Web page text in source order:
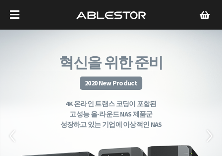
혁신을 위한 준비
2020 New Product
4K 온라인 트랜스 코딩이 포함된
고성능 올-라운드 NAS 제품군
성장하고 있는 기업에 이상적인 NAS